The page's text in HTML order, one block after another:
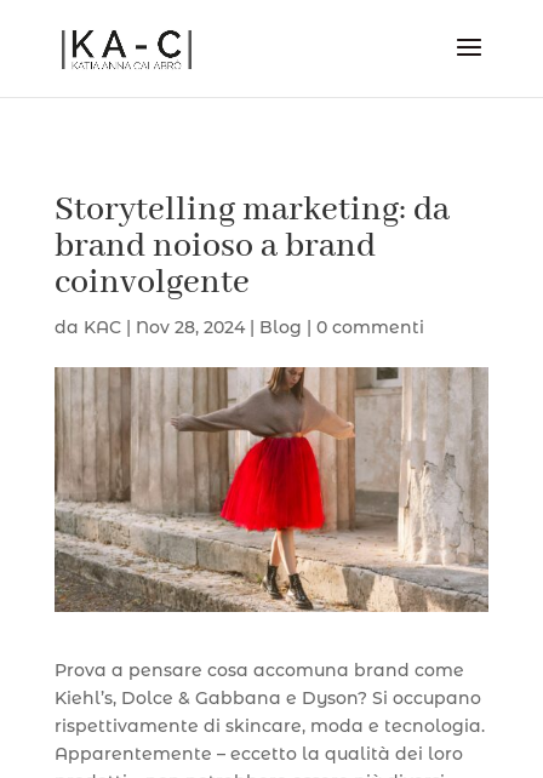
Storytelling marketing: da
brand noioso a brand
coinvolgente
da KAC| Nov 28, 2024| Blog | 0 commenti
Prova a pensare cosa accomuna brand come
Kiehl’s, Dolce & Gabbana e Dyson? Si occupano
rispettivamente di skincare, moda e tecnologia.
Apparentemente – eccetto la qualità dei loro